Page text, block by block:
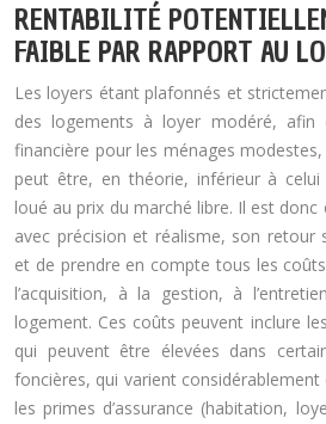
RENTABILITÉ
FAIBLE PAR RAPPORT AU
Les loyers étant plafonnés et
des logements à loyer modéré, afin
financière pour les ménages
peut être, en théorie, inférieur à celui
loué au prix du marché libre. Il est donc
avec précision et réalisme, son retour
et de prendre en compte tous les
l’acquisition, à la gestion, à
logement. Ces coûts peuvent inclure
qui peuvent être élevées dans
foncières, qui varient considérablement
les primes d’assurance (habitation,